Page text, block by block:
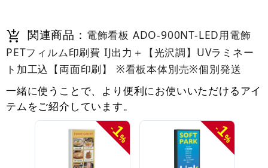
関連商品： 電飾看板 ADO-900NT-LED用電飾
PETフィルム印刷費 IJ出力＋【光沢調】UVラミネー
ト加工込【両面印刷】 ※看板本体別売※個別発送
一緒に使うことで、より便利にお使いいただけるアイ
テムをご紹介しています。
-
1
%
-
1
%